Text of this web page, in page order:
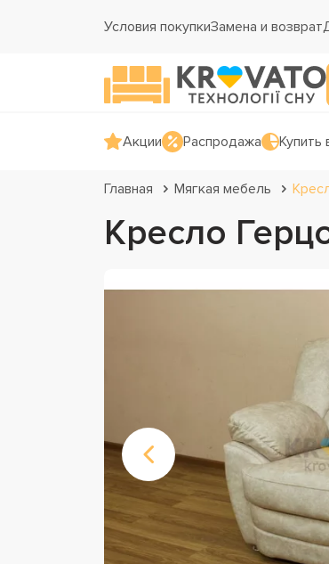
Условия покупкиЗамена и возврат
Акции Распродажа Купить
Главная Мягкая мебель
Кресло